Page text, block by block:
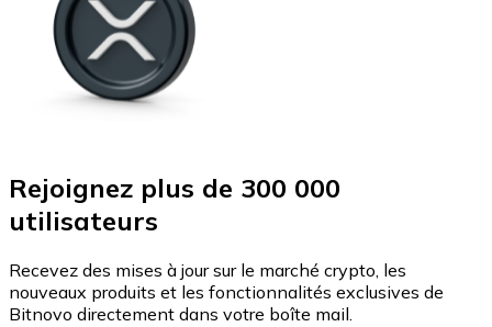
Rejoignez plus de 300 000
utilisateurs
Recevez des mises à jour sur le marché crypto, les
nouveaux produits et les fonctionnalités exclusives de
Bitnovo directement dans votre boîte mail.